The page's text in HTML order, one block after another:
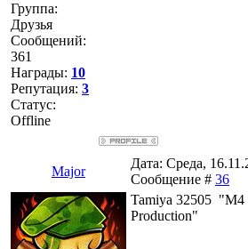
Группа:
Друзья
Сообщений:
361
Награды: 10
Репутация: 3
Статус:
Offline
Major
Дата: Среда,
Сообщение # 36
Tamiya 32505 "M4
Production"